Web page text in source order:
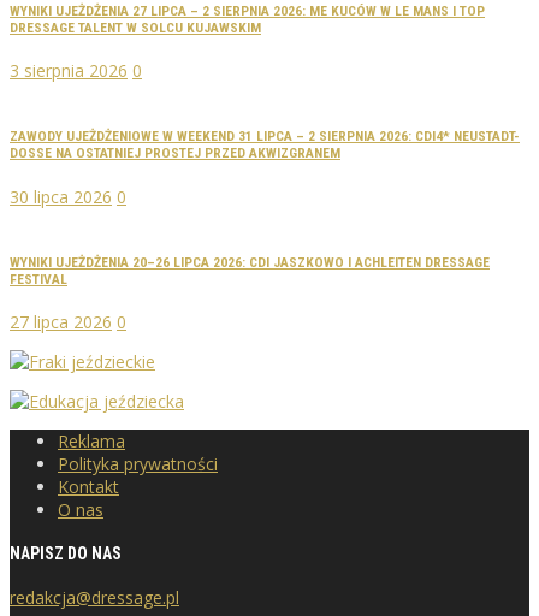
WYNIKI UJEŻDŻENIA 27 LIPCA – 2 SIERPNIA 2026: ME KUCÓW W LE MANS I TOP
DRESSAGE TALENT W SOLCU KUJAWSKIM
3 sierpnia 2026 0
ZAWODY UJEŻDŻENIOWE W WEEKEND 31 LIPCA – 2 SIERPNIA 2026: CDI4* NEUSTADT-
DOSSE NA OSTATNIEJ PROSTEJ PRZED AKWIZGRANEM
30 lipca 2026 0
WYNIKI UJEŻDŻENIA 20–26 LIPCA 2026: CDI JASZKOWO I ACHLEITEN DRESSAGE
FESTIVAL
27 lipca 2026 0
Reklama
Polityka prywatności
Kontakt
O nas
NAPISZ DO NAS
redakcja@dressage.pl